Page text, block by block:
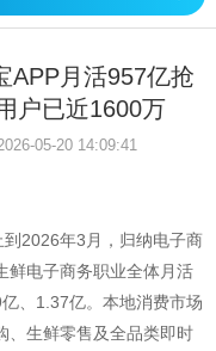
APP月活957亿抢
户已近1600万
05-20 14:09:41
2026年3月，归纳电子商
鲜电子商务职业全体月活
、1.37亿。本地消费市场
、生鲜零售及全品类即时